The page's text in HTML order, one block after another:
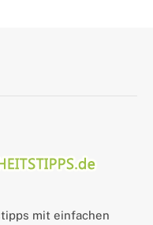
mit einfachen